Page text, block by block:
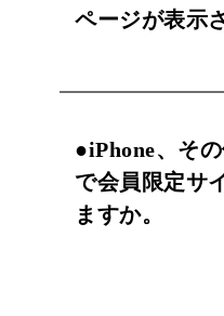
ページが表示
●iPhone、そ
で会員限定サ
ますか。